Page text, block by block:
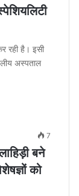
रही है। इसी
अस्पताल
7
बने
को